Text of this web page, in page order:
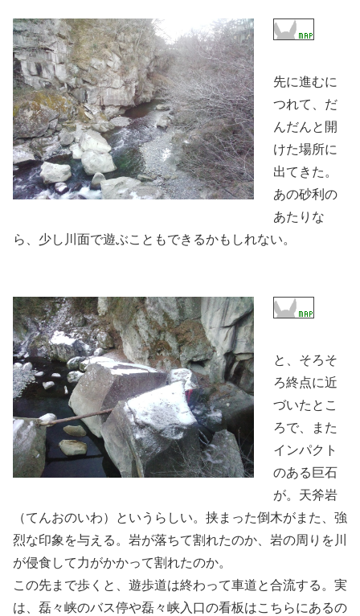
先に進むに
つれて、だ
んだんと開
けた場所に
出てきた。
あの砂利の
あたりな
ら、少し川面で遊ぶこともできるかもしれない。
と、そろそ
ろ終点に近
づいたとこ
ろで、また
インパクト
のある巨石
が。天斧岩
（てんおのいわ）というらしい。挟まった倒木がまた、強
烈な印象を与える。岩が落ちて割れたのか、岩の周りを川
が侵食して力がかかって割れたのか。
この先まで歩くと、遊歩道は終わって車道と合流する。実
は、磊々峡のバス停や磊々峡入口の看板はこちらにあるの